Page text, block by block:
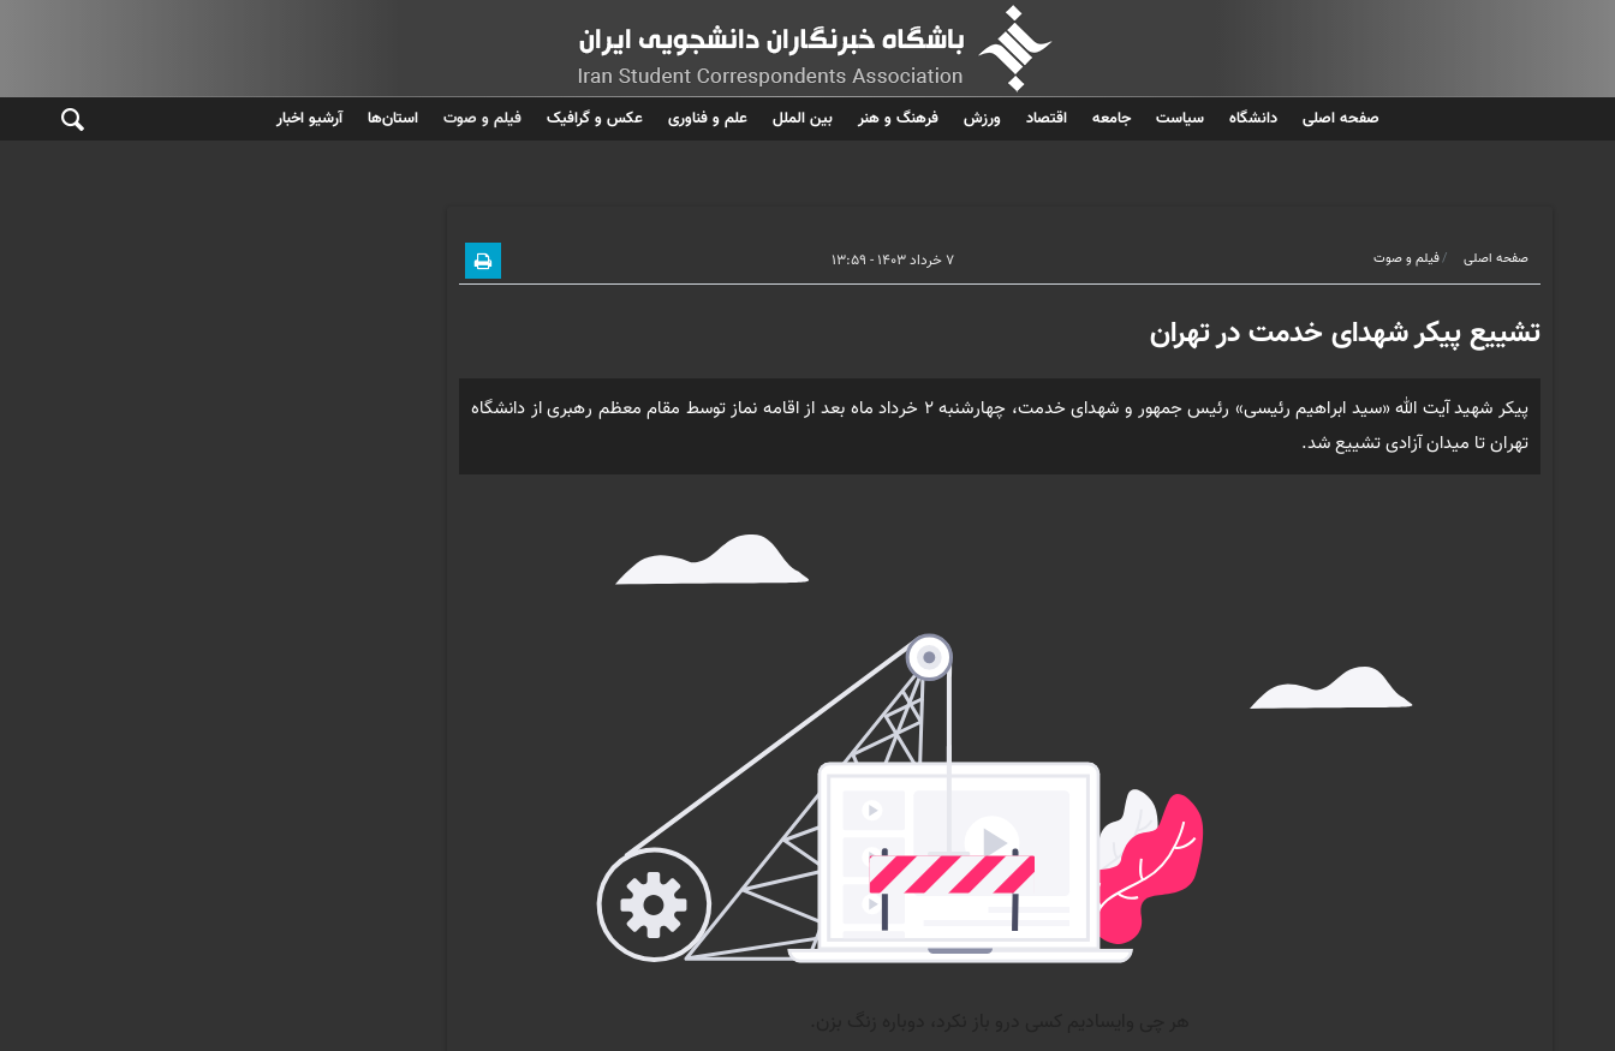
صفحه اصلی دانشگاه سیاست جامعه اقتصاد ورزش فرهنگ و هنر بین الملل علم و فناوری عکس و گرافیک فیلم و صوت استان‌ها آرشیو اخبار
صفحه اصلی فیلم و صوت ۷ خرداد ۱۴۰۳ - ۱۳:۵۹
تشییع پیکر شهدای خدمت در تهران
پیکر شهید آیت الله «سید ابراهیم رئیسی» رئیس جمهور و شهدای خدمت، چهارشنبه ۲ خرداد ماه بعد از اقامه نماز توسط مقام معظم رهبری از دانشگاه
تهران تا میدان آزادی تشییع شد.